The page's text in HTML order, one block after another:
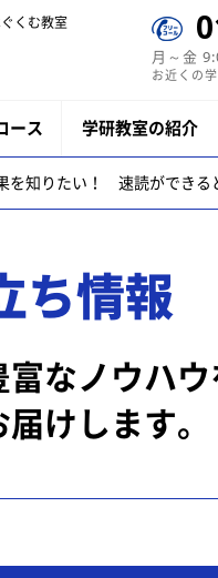
くむ教室
月～金
お近くの
ース 学研教室の紹介
を知りたい！ 速読ができる
ち情報
なノウハ
けします。